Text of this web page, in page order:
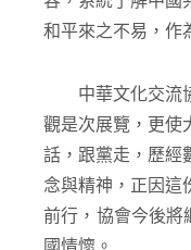
面建設社會主義現
中華文化交流協
觀是次展覽，更
話，跟黨走，歷經
念與精神，正因這